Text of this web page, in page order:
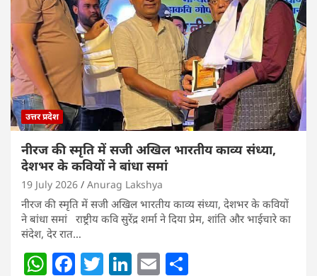
p
p
o
o
k
n
उत्तर प्रदेश
नीरज की स्मृति में सजी अखिल भारतीय काव्य संध्या,
देशभर के कवियों ने बांधा समां
19 July 2026 Anurag Lakshya
नीरज की स्मृति में सजी अखिल भारतीय काव्य संध्या, देशभर के कवियों
ने बांधा समां राष्ट्रीय कवि सुरेंद्र शर्मा ने दिया प्रेम, शांति और भाईचारे का
संदेश, देर रात…
W F T Li E